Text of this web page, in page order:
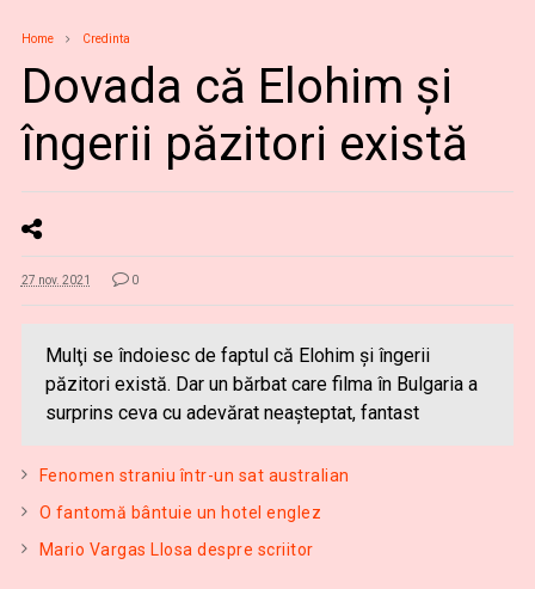
Home Credinta
Dovada că Elohim şi
îngerii păzitori există
27 nov. 2021 0
Mulţi se îndoiesc de faptul că Elohim şi îngerii
păzitori există. Dar un bărbat care filma în Bulgaria a
surprins ceva cu adevărat neaşteptat, fantast
Fenomen straniu într-un sat australian
O fantomă bântuie un hotel englez
Mario Vargas Llosa despre scriitor